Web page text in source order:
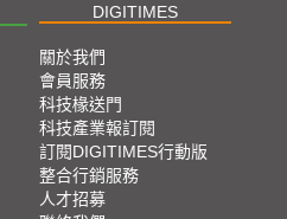
TAIPEI 展會精
DIGITIMES
關於我們
會員服務
科技椽送門
科技產業報訂閱
訂閱DIGITIMES行動版
整合行銷服務
人才招募